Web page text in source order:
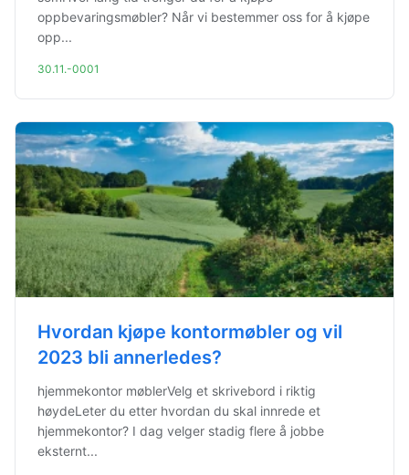
oppbevaringsmøbler? Når vi bestemmer oss for å kjøpe
opp...
30.11.-0001
Hvordan kjøpe kontormøbler og vil
2023 bli annerledes?
hjemmekontor møblerVelg et skrivebord i riktig
høydeLeter du etter hvordan du skal innrede et
hjemmekontor? I dag velger stadig flere å jobbe
eksternt...